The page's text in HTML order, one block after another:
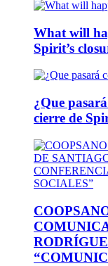
What will
Spirit’s
¿Que
cierre de